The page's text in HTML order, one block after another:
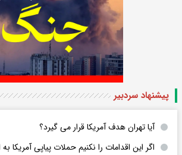
پیشنهاد سردبیر
آیا تهران هدف آمریکا قرار می گیرد؟
اگر این اقدامات را نکنیم حملات پیاپی آمریکا